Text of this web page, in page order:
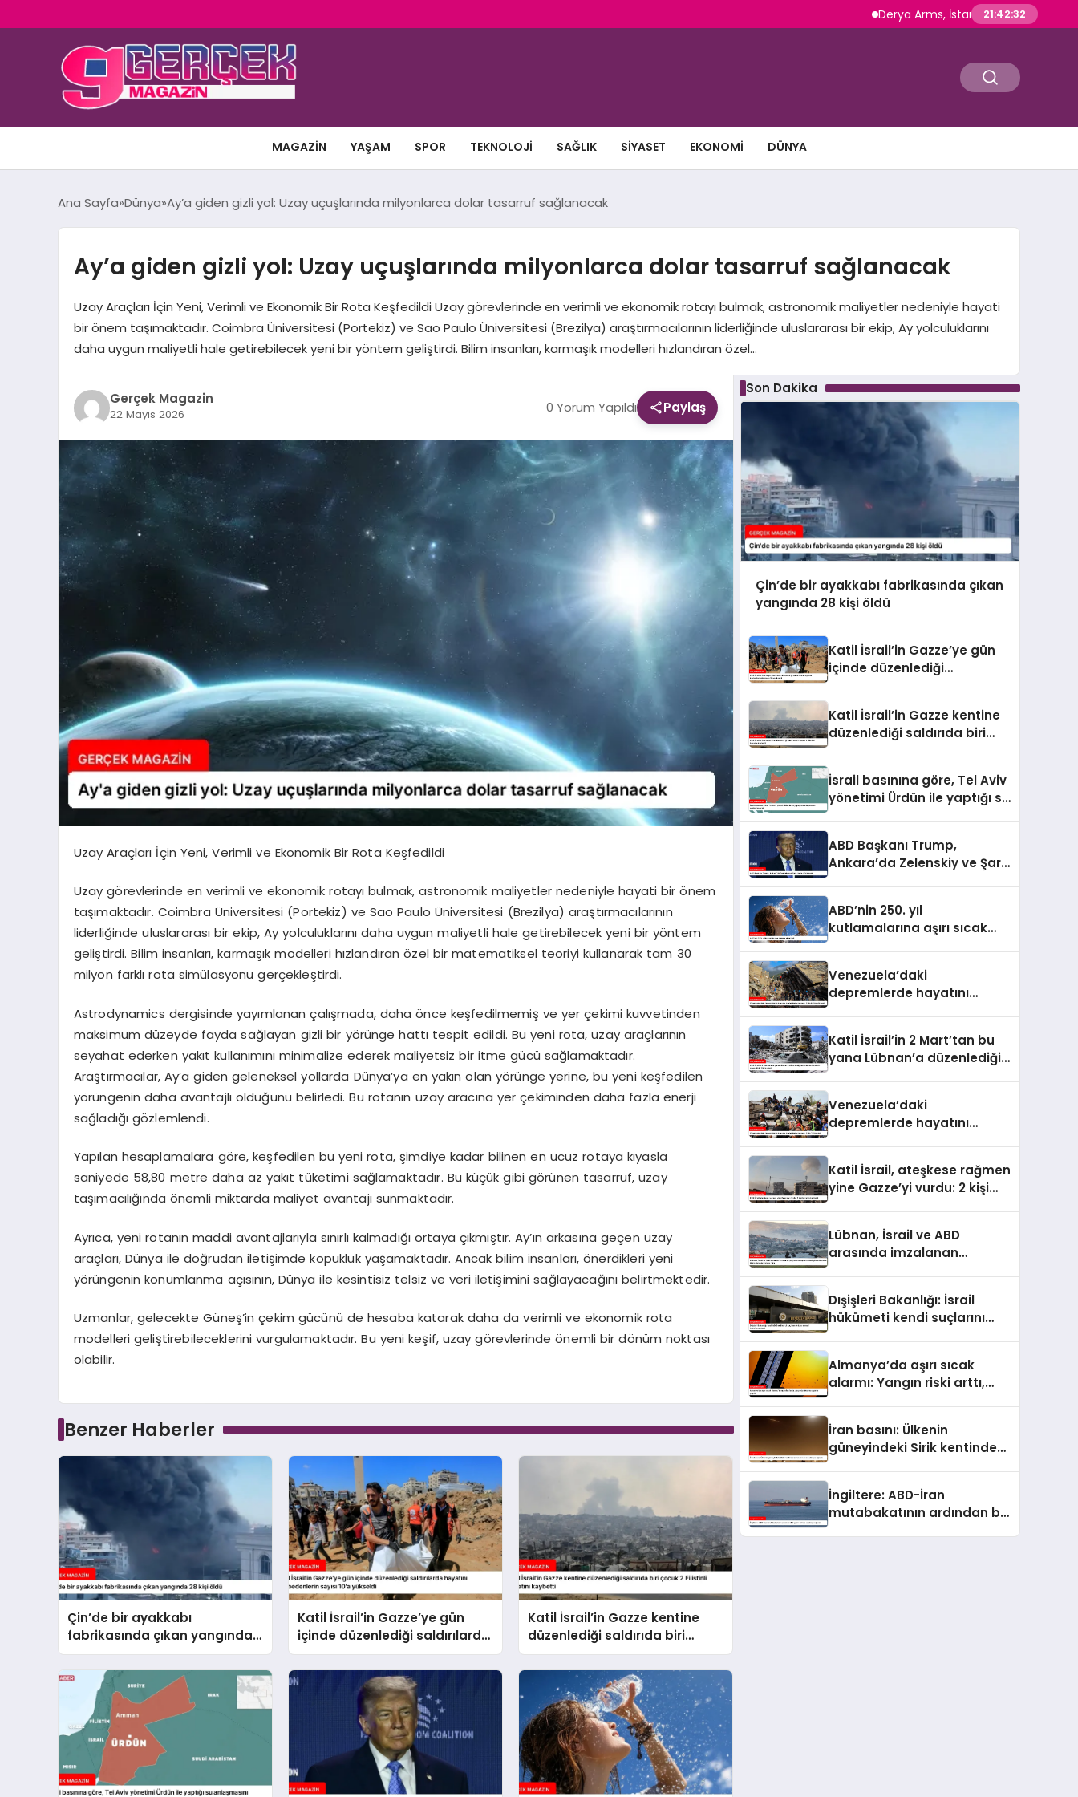
Derya Arms, İstanbul Prohunt 2026’da
21:42:33
MAGAZIN YAŞAM SPOR TEKNOLOJI SAĞLIK SIYASET EKONOMI DÜNYA
Ana Sayfa Dünya Ay’a giden gizli yol: Uzay uçuşlarında milyonlarca dolar tasarruf sağlanacak
Ay’a giden gizli yol: Uzay uçuşlarında milyonlarca dolar tasarruf sağlanacak
Uzay Araçları İçin Yeni, Verimli ve Ekonomik Bir Rota Keşfedildi Uzay görevlerinde en verimli ve ekonomik rotayı bulmak, astronomik maliyetler nedeniyle hayati
bir önem taşımaktadır. Coimbra Üniversitesi (Portekiz) ve Sao Paulo Üniversitesi (Brezilya) araştırmacılarının liderliğinde uluslararası bir ekip, Ay yolculuklarını
daha uygun maliyetli hale getirebilecek yeni bir yöntem geliştirdi. Bilim insanları, karmaşık modelleri hızlandıran özel…
Gerçek Magazin
22 Mayıs 2026 0 Yorum Yapıldı Paylaş
Uzay Araçları İçin Yeni, Verimli ve Ekonomik Bir Rota Keşfedildi
Uzay görevlerinde en verimli ve ekonomik rotayı bulmak, astronomik maliyetler nedeniyle hayati bir önem
taşımaktadır. Coimbra Üniversitesi (Portekiz) ve Sao Paulo Üniversitesi (Brezilya) araştırmacılarının
liderliğinde uluslararası bir ekip, Ay yolculuklarını daha uygun maliyetli hale getirebilecek yeni bir yöntem
geliştirdi. Bilim insanları, karmaşık modelleri hızlandıran özel bir matematiksel teoriyi kullanarak tam 30
milyon farklı rota simülasyonu gerçekleştirdi.
Astrodynamics dergisinde yayımlanan çalışmada, daha önce keşfedilmemiş ve yer çekimi kuvvetinden
maksimum düzeyde fayda sağlayan gizli bir yörünge hattı tespit edildi. Bu yeni rota, uzay araçlarının
seyahat ederken yakıt kullanımını minimalize ederek maliyetsiz bir itme gücü sağlamaktadır.
Araştırmacılar, Ay’a giden geleneksel yollarda Dünya’ya en yakın olan yörünge yerine, bu yeni keşfedilen
yörüngenin daha avantajlı olduğunu belirledi. Bu rotanın uzay aracına yer çekiminden daha fazla enerji
sağladığı gözlemlendi.
Yapılan hesaplamalara göre, keşfedilen bu yeni rota, şimdiye kadar bilinen en ucuz rotaya kıyasla
saniyede 58,80 metre daha az yakıt tüketimi sağlamaktadır. Bu küçük gibi görünen tasarruf, uzay
taşımacılığında önemli miktarda maliyet avantajı sunmaktadır.
Ayrıca, yeni rotanın maddi avantajlarıyla sınırlı kalmadığı ortaya çıkmıştır. Ay’ın arkasına geçen uzay
araçları, Dünya ile doğrudan iletişimde kopukluk yaşamaktadır. Ancak bilim insanları, önerdikleri yeni
yörüngenin konumlanma açısının, Dünya ile kesintisiz telsiz ve veri iletişimini sağlayacağını belirtmektedir.
Uzmanlar, gelecekte Güneş’in çekim gücünü de hesaba katarak daha da verimli ve ekonomik rota
modelleri geliştirebileceklerini vurgulamaktadır. Bu yeni keşif, uzay görevlerinde önemli bir dönüm noktası
olabilir.
Benzer Haberler
Çin’de bir ayakkabı
fabrikasında çıkan yangında
28 kişi öldü
Katil İsrail’in Gazze’ye gün
içinde düzenlediği saldırılarda
hayatını kaybedenlerin sayısı
10’a yükseldi
Katil İsrail’in Gazze kentine
düzenlediği saldırıda biri
çocuk 2 Filistinli hayatını
kaybetti
Son Dakika
Çin’de bir ayakkabı fabrikasında çıkan
yangında 28 kişi öldü
Katil İsrail’in Gazze’ye gün
içinde düzenlediği
yükseldi
Katil İsrail’in Gazze kentine
düzenlediği saldırıda biri
İsrail basınına göre, Tel Aviv
yönetimi Ürdün ile yaptığı su
ABD Başkanı Trump,
Ankara’da Zelenskiy ve Şara
ABD’nin 250. yıl
kutlamalarına aşırı sıcak
Venezuela’daki
depremlerde hayatını
Katil İsrail’in 2 Mart’tan bu
yana Lübnan’a düzenlediği
Venezuela’daki
depremlerde hayatını
Katil İsrail, ateşkese rağmen
yine Gazze’yi vurdu: 2 kişi
Lübnan, İsrail ve ABD
arasında imzalanan
detaylar ortaya çıktı
Dışişleri Bakanlığı: İsrail
hükümeti kendi suçlarını
Almanya’da aşırı sıcak
alarmı: Yangın riski arttı,
İran basını: Ülkenin
güneyindeki Sirik kentinde
İngiltere: ABD-İran
mutabakatının ardından bir